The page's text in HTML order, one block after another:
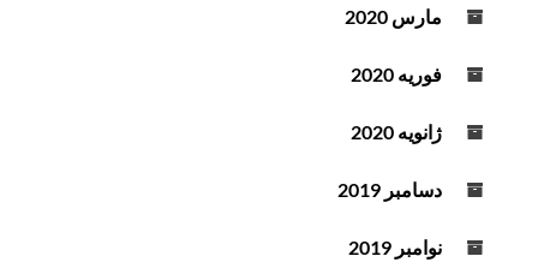
مارس 2020
فوریه 2020
ژانویه 2020
دسامبر 2019
نوامبر 2019